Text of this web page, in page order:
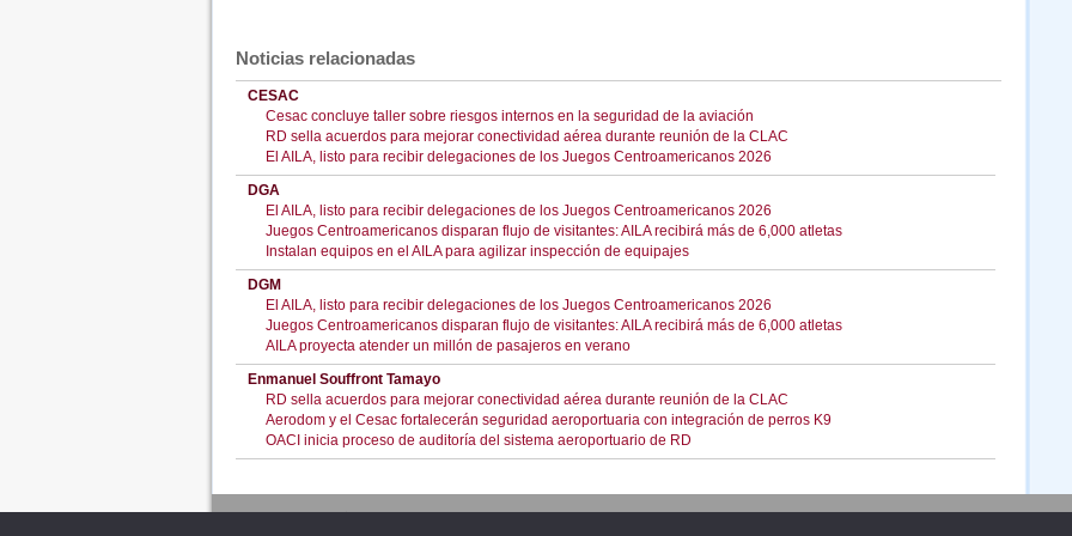
Noticias relacionadas
CESAC
Cesac concluye taller sobre riesgos internos en la seguridad de la aviación
RD sella acuerdos para mejorar conectividad aérea durante reunión de la CLAC
El AILA, listo para recibir delegaciones de los Juegos Centroamericanos 2026
DGA
El AILA, listo para recibir delegaciones de los Juegos Centroamericanos 2026
Juegos Centroamericanos disparan flujo de visitantes: AILA recibirá más de 6,000 atletas
Instalan equipos en el AILA para agilizar inspección de equipajes
DGM
El AILA, listo para recibir delegaciones de los Juegos Centroamericanos 2026
Juegos Centroamericanos disparan flujo de visitantes: AILA recibirá más de 6,000 atletas
AILA proyecta atender un millón de pasajeros en verano
Enmanuel Souffront Tamayo
RD sella acuerdos para mejorar conectividad aérea durante reunión de la CLAC
Aerodom y el Cesac fortalecerán seguridad aeroportuaria con integración de perros K9
OACI inicia proceso de auditoría del sistema aeroportuario de RD